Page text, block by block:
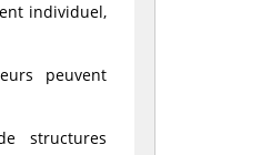
individuel,
peuvent
structures